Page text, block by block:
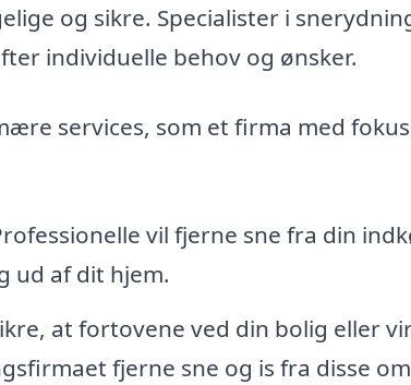
og sikre. Specialister i
individuelle behov og ønsker.
services, som et firma med
vil fjerne sne fra din
ud af dit hjem.
at fortovene ved din bolig eller
fjerne sne og is fra disse